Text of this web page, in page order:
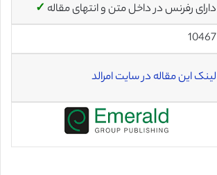
دارای رفرنس در داخل متن و انتهای مقاله ✓
10467
لینک این مقاله در سایت امرالد